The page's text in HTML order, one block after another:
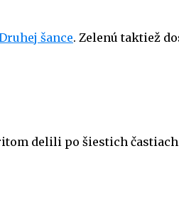
šance. Zelenú taktiež
delili po šiestich